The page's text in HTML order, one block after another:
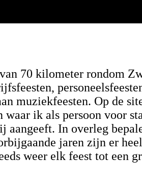
70 kilometer rondom
muziekfeesten. Op de
ik als persoon voor
aangeeft. In overleg
jaren zijn er
weer elk feest tot een